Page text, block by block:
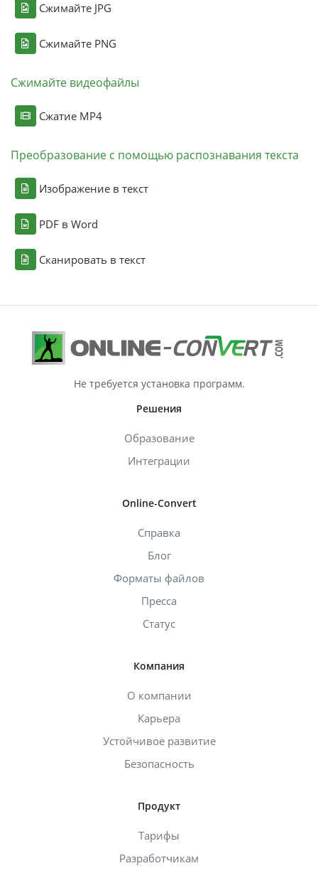
Сжимайте JPG
Сжимайте PNG
Сжимайте видеофайлы
Сжатие MP4
Преобразование с помощью распознавания текста
Изображение в текст
PDF в Word
Сканировать в текст
Не требуется установка программ.
Решения
Образование
Интеграции
Online-Convert
Справка
Блог
Форматы файлов
Пресса
Статус
Компания
О компании
Карьера
Устойчивое развитие
Безопасность
Продукт
Тарифы
Разработчикам